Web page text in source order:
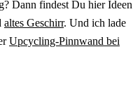
Dann findest Du hier Ideen
altes Geschirr. Und ich lade
Upcycling-Pinnwand bei